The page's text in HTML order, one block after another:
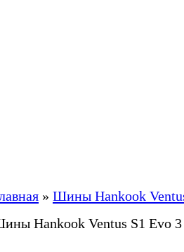
» Шины Hankook
Hankook Ventus S1 Evo